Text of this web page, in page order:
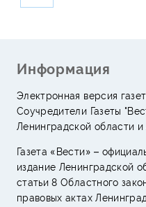
Информация
Электронная версия
Соучредители Газеты
Ленинградской области и
Газета «Вести» –
издание Ленинградской
статьи 8 Областного
правовых актах